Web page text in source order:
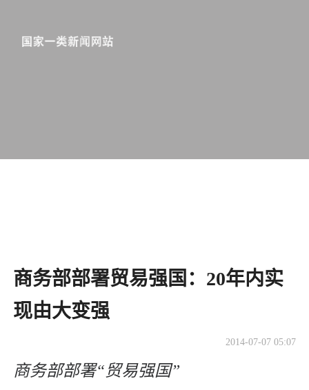
商务部部署贸易强国：20年内实
现由大变强
2014-07-07 05:07
商务部部署“贸易强国”